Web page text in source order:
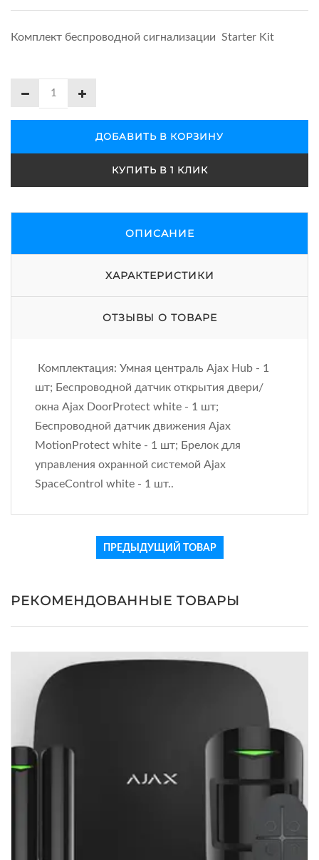
Комплект беспроводной сигнализации Starter Kit
ДОБАВИТЬ В КОРЗИНУ
КУПИТЬ В 1 КЛИК
ОПИСАНИЕ
ХАРАКТЕРИСТИКИ
ОТЗЫВЫ О ТОВАРЕ
Комплектация: Умная централь Ajax Hub - 1
шт; Беспроводной датчик открытия двери/
окна Ajax DoorProtect white - 1 шт;
Беспроводной датчик движения Ajax
MotionProtect white - 1 шт; Брелок для
управления охранной системой Ajax
SpaceControl white - 1 шт..
ПРЕДЫДУЩИЙ ТОВАР
РЕКОМЕНДОВАННЫЕ ТОВАРЫ